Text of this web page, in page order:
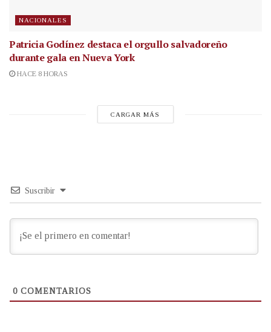
NACIONALES
Patricia Godínez destaca el orgullo salvadoreño
durante gala en Nueva York
HACE 8 HORAS
CARGAR MÁS
Suscribir
0 COMENTARIOS